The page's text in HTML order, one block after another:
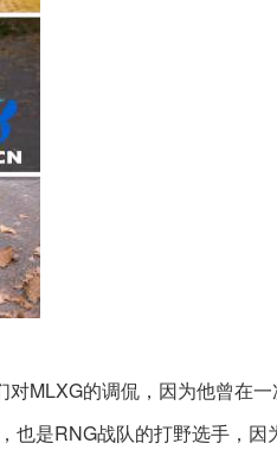
MLXG的调侃，因为他曾在
也是RNG战队的打野选手，因